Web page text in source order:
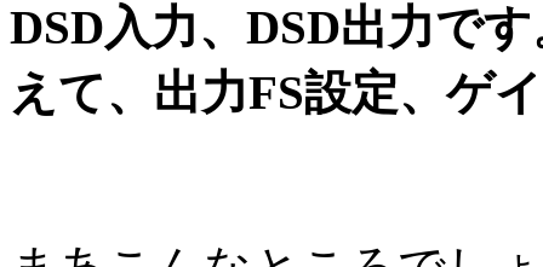
DSD入力、DSD出力で
えて、出力FS設定、ゲ